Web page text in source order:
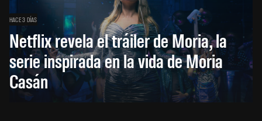
HACE 3 DÍAS
Netflix revela el tráiler de Moria, la
serie inspirada en la vida de Moria
Casán